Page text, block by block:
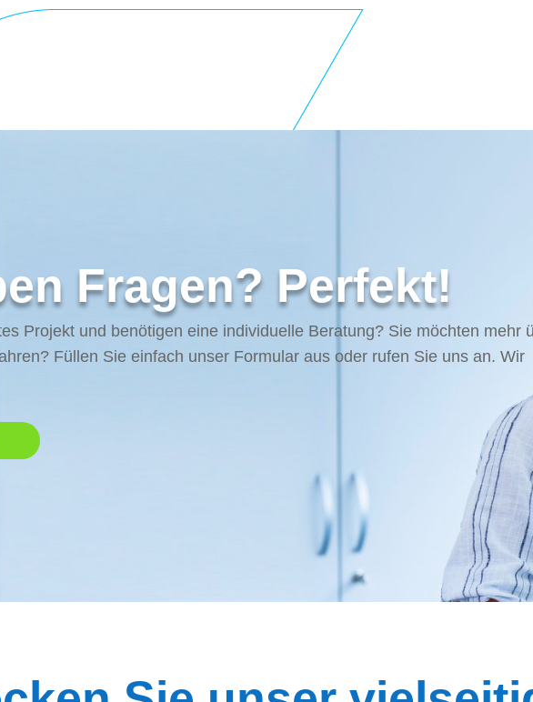
Fragen? Perfekt!
Projekt und benötigen eine individuelle Beratung? Sie möchten mehr
Füllen Sie einfach unser Formular aus oder rufen Sie uns an. Wir